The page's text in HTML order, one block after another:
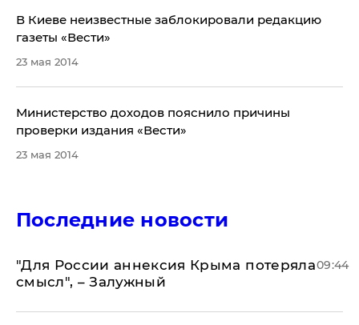
В Киеве неизвестные заблокировали редакцию
газеты «Вести»
23 мая 2014
​Министерство доходов пояснило причины
проверки издания «Вести»
23 мая 2014
Последние новости
"Для России аннексия Крыма потеряла
смысл", – Залужный
09:44